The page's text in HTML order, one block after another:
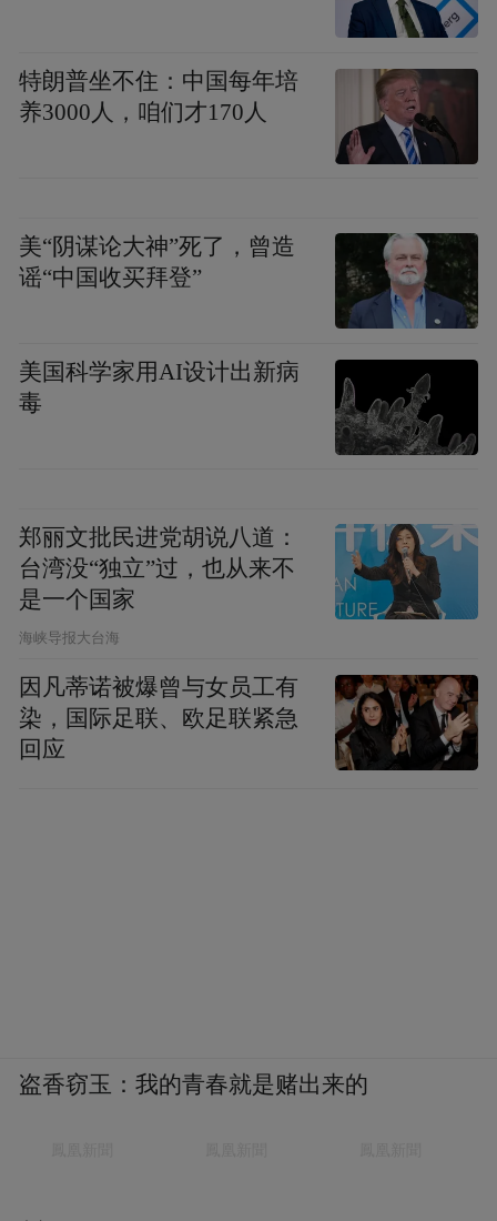
体育摄影实训现场，60余名摄影骨干化身为
“乡村记录者”，用镜头捕捉乡村振兴的点点
透露出的是对生活的热爱与执着；在惠生种
苗基地的大棚内，他们聚焦于育苗架上嫩绿
的芽尖，记录下科技赋能农业的希望之光；
农布满老茧的双手捧起金黄甜瓜的瞬间，那
双手仿佛在诉说着丰收的喜悦和辛勤的付
特朗普坐不住：中国每年培
养3000人，咱们才170人
美“阴谋论大神”死了，曾造
谣“中国收买拜登”
美国科学家用AI设计出新病
毒
郑丽文批民进党胡说八道：
台湾没“独立”过，也从来不
是一个国家
​海峡导报大台海
因凡蒂诺被爆曾与女员工有
染，国际足联、欧足联紧急
回应
盗香窃玉：我的青春就是赌出来的